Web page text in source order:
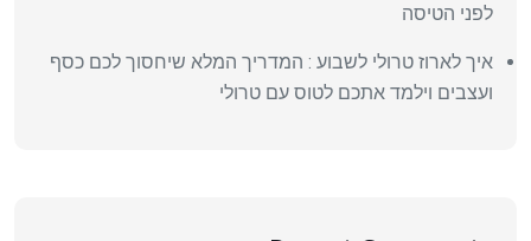
לפני הטיסה
איך לארוז טרולי לשבוע : המדריך המלא שיחסוך לכם כסף
ועצבים וילמד אתכם לטוס עם טרולי